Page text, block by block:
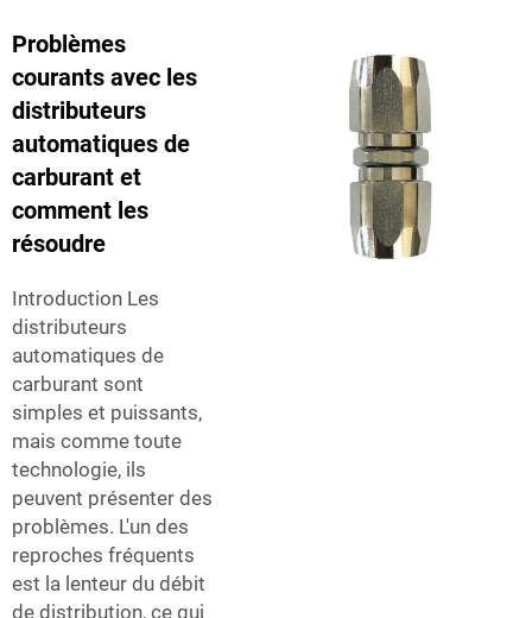
Problèmes
courants avec les
distributeurs
automatiques de
carburant et
comment les
résoudre
Introduction Les
distributeurs
automatiques de
carburant sont
simples et puissants,
mais comme toute
technologie, ils
peuvent présenter des
problèmes. L'un des
reproches fréquents
est la lenteur du débit
de distribution, ce qui